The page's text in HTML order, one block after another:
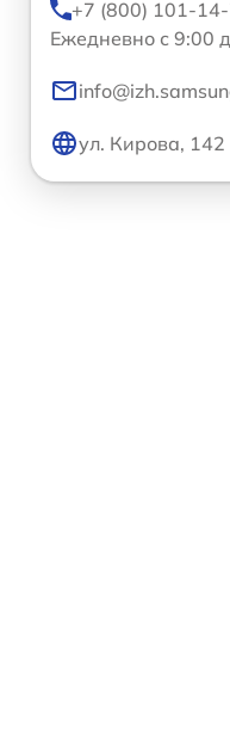
+7 (800) 101-
Ежедневно с 9:00
ул. Кирова, 142